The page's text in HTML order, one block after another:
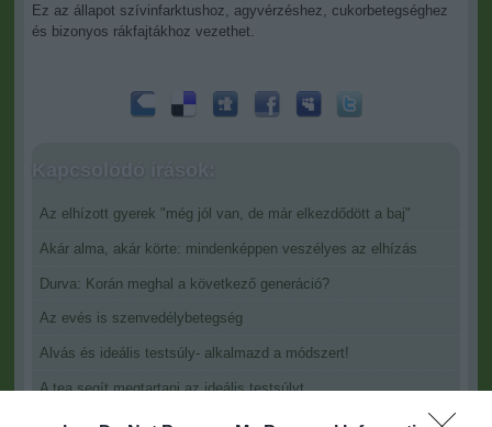
Ez az állapot szívinfarktushoz, agyvérzéshez, cukorbetegséghez
és bizonyos rákfajtákhoz vezethet.
Kapcsolódó írások:
Az elhízott gyerek "még jól van, de már elkezdődött a baj"
Akár alma, akár körte: mindenképpen veszélyes az elhízás
Durva: Korán meghal a következő generáció?
Az evés is szenvedélybetegség
Alvás és ideális testsúly- alkalmazd a módszert!
A tea segít megtartani az ideális testsúlyt
Illatkristályok segíthetik a fogyást